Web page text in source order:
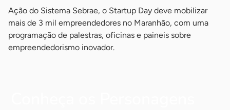
Ação do Sistema Sebrae, o Startup Day deve mobilizar
mais de 3 mil empreendedores no Maranhão, com uma
programação de palestras, oficinas e paineis sobre
empreendedorismo inovador.